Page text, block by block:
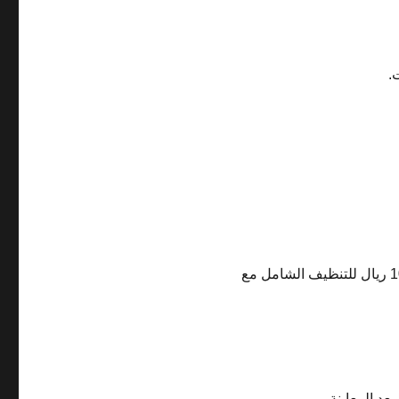
تبدأ الأسعار من 200 ريال للخزانات الصغيرة، وقد تصل إلى 1000 ريال للتنظيف الشامل مع